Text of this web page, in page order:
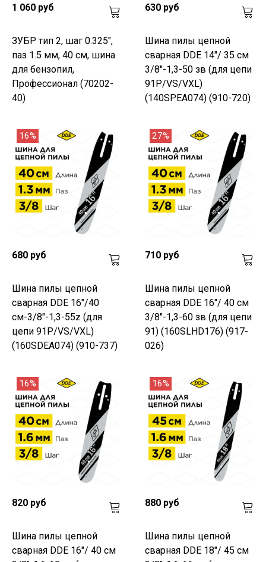
1 060 руб
ЗУБР тип 2, шаг 0.325",
паз 1.5 мм, 40 см, шина
для бензопил,
Профессионал (70202-
40)
630 руб
Шина пилы цепной
сварная DDE 14"/ 35 см
3/8"-1,3-50 зв (для цепи
91P/VS/VXL)
(140SPEA074) (910-720)
16%
680 руб
Шина пилы цепной
сварная DDE 16"/40
см-3/8"-1,3-55z (для
цепи 91P/VS/VXL)
(160SDEA074) (910-737)
27%
710 руб
Шина пилы цепной
сварная DDE 16"/ 40 см
3/8"-1,3-60 зв (для цепи
91) (160SLHD176) (917-
026)
16%
820 руб
Шина пилы цепной
сварная DDE 16"/ 40 см
16%
880 руб
Шина пилы цепной
сварная DDE 18"/ 45 см